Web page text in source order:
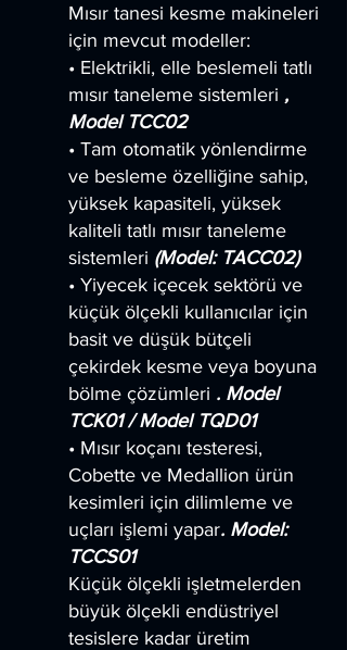
Mısır tanesi kesme makineleri
için mevcut modeller:
• Elektrikli, elle beslemeli tatlı
mısır taneleme sistemleri ,
Model TCC02
• Tam otomatik yönlendirme
ve besleme özelliğine sahip,
yüksek kapasiteli, yüksek
kaliteli tatlı mısır taneleme
sistemleri (Model: TACC02)
• Yiyecek içecek sektörü ve
küçük ölçekli kullanıcılar için
basit ve düşük bütçeli
çekirdek kesme veya boyuna
bölme çözümleri . Model
TCK01 / Model TQD01
• Mısır koçanı testeresi,
Cobette ve Medallion ürün
kesimleri için dilimleme ve
uçları işlemi yapar. Model:
TCCS01
Küçük ölçekli işletmelerden
büyük ölçekli endüstriyel
tesislere kadar üretim